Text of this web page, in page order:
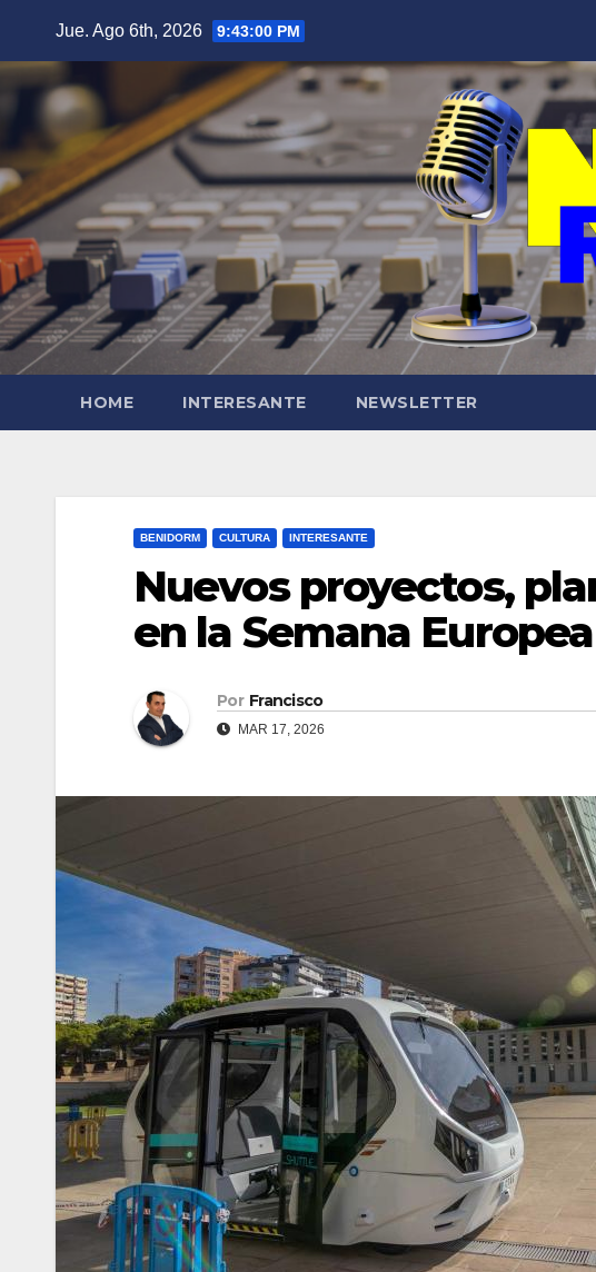
contenido
Jue. Ago 6th, 2026 9:43:01 PM
HOME INTERESANTE NEWSLETTER
BENIDORM CULTURA INTERESANTE
Nuevos proyectos,
en la Semana
Por Francisco
MAR 17, 2026